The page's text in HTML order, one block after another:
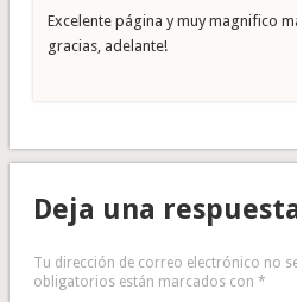
Excelente página y muy magnifico
gracias, adelante!
Deja una
Tu dirección de correo electrónico no
obligatorios están marcados con *